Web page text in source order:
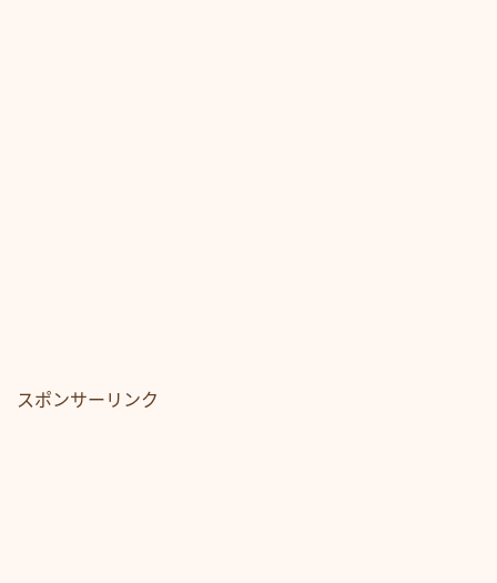
スポンサーリンク